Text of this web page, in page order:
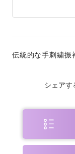
伝統的な手刺繍振
シェアす